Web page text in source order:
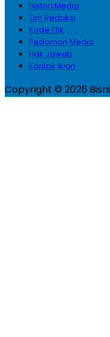
Histori Media
Tim Redaksi
Kode Etik
Pedoman Media
Hak Jawab
Kontak Iklan
Copyright © 2026